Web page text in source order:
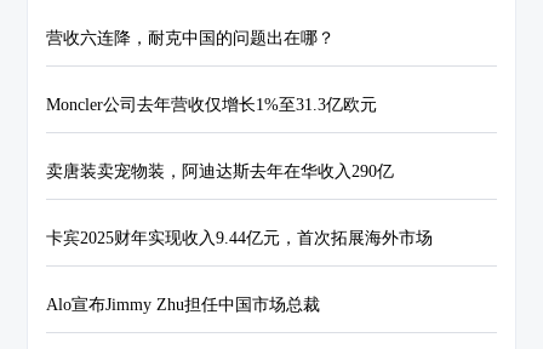
营收六连降，耐克中国的问题出在哪？
Moncler公司去年营收仅增长1%至31.3亿欧元
卖唐装卖宠物装，阿迪达斯去年在华收入290亿
卡宾2025财年实现收入9.44亿元，首次拓展海外市场
Alo宣布Jimmy Zhu担任中国市场总裁